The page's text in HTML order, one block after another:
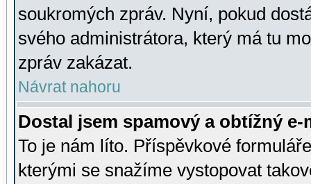
soukromých zpráv. Nyní, pokud
svého administrátora, který má tu
zpráv zakázat.
Návrat nahoru
Dostal jsem spamový a obtížný
To je nám líto. Příspěvkové
kterými se snažíme vystopovat